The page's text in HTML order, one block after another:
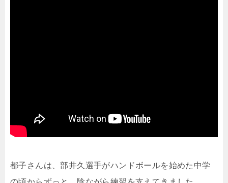
都子さんは、部井久選手がハンドボールを始めた中学